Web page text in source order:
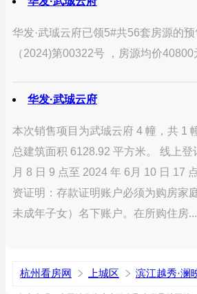
华发·武珹云府已领5#共56套房源的
（2024)第00322号 ，房源均价40800
华发·武珹云府
本次销售项目为武珹云府 4 幢，共 1
总建筑面积 6128.92 平方米。 线上登
月 8 日 9 点至 2024 年 6月 10 日 17
资证明：存款证明账户必须为购房家
未成年子女）名下账户。在所购住房...
杭州看房网 上城区 滨江越秀·澜